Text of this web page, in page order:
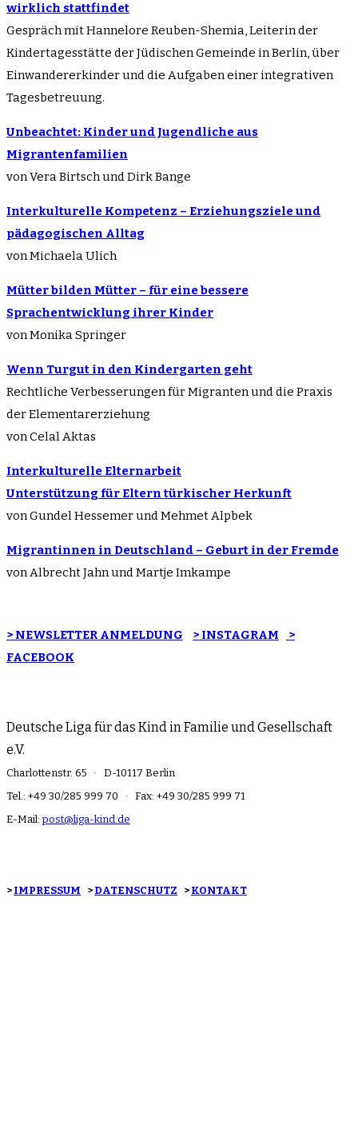
wirklich stattfindet
Gespräch mit Hannelore Reuben-Shemia, Leiterin der
Kindertagesstätte der Jüdischen Gemeinde in Berlin, über
Einwandererkinder und die Aufgaben einer integrativen
Tagesbetreuung.
Unbeachtet: Kinder und Jugendliche aus
Migrantenfamilien
von Vera Birtsch und Dirk Bange
Interkulturelle Kompetenz – Erziehungsziele und
pädagogischen Alltag
von Michaela Ulich
Mütter bilden Mütter – für eine bessere
Sprachentwicklung ihrer Kinder
von Monika Springer
Wenn Turgut in den Kindergarten geht
Rechtliche Verbesserungen für Migranten und die Praxis
der Elementarerziehung
von Celal Aktas
Interkulturelle Elternarbeit
Unterstützung für Eltern türkischer Herkunft
von Gundel Hessemer und Mehmet Alpbek
Migrantinnen in Deutschland – Geburt in der Fremde
von Albrecht Jahn und Martje Imkampe
> NEWSLETTER ANMELDUNG > INSTAGRAM
>
FACEBOOK
Deutsche Liga für das Kind in Familie und Gesellschaft
e.V.
Charlottenstr. 65 · D-10117 Berlin
Tel.: +49 30/285 999 70 · Fax: +49 30/285 999 71
E-Mail:post@liga-kind.de
> IMPRESSUM > DATENSCHUTZ > KONTAKT